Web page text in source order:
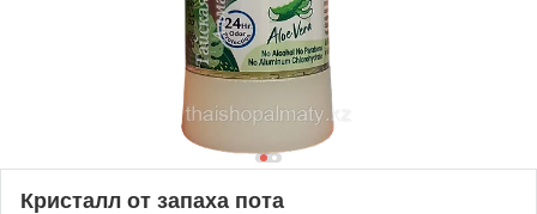
Кристалл от запаха пота